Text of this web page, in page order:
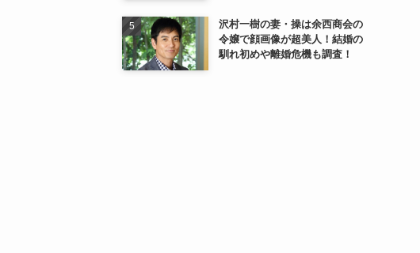
沢村一樹の妻・操は余西商会の
令嬢で顔画像が超美人！結婚の
馴れ初めや離婚危機も調査！